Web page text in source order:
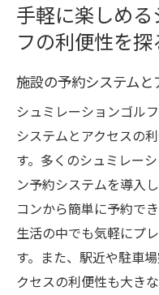
手軽に楽しめ
フの利便性を探
施設の予約システム
シュミレーションゴル
システムとアクセスの
す。多くのシュミレー
ン予約システムを導入
コンから簡単に予約で
生活の中でも気軽にプ
す。また、駅近や駐車
クセスの利便性も大き